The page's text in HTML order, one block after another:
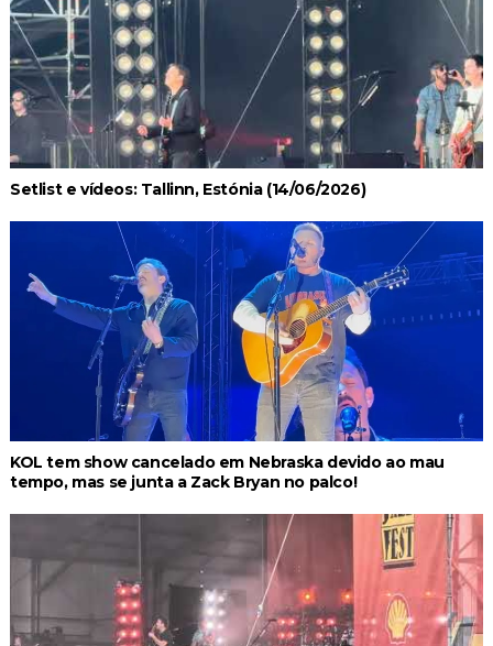
Setlist e vídeos: Tallinn, Estónia (14/06/2026)
KOL tem show cancelado em Nebraska devido ao mau
tempo, mas se junta a Zack Bryan no palco!